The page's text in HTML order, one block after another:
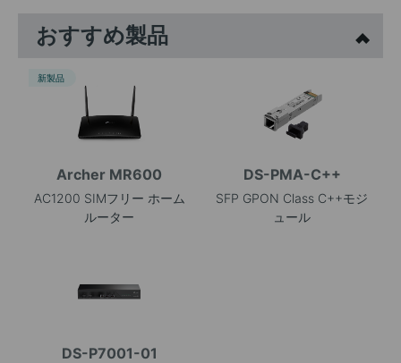
おすすめ製品
Archer MR600
AC1200 SIMフリー ホーム
ルーター
新製品
DS-PMA-C++
SFP GPON Class C++モジ
ュール
DS-P7001-01